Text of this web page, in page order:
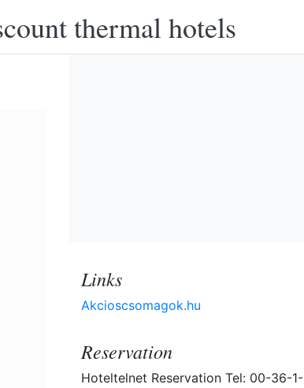
thermal hotels
Links
Akcioscsomagok.hu
Reservation
Hoteltelnet Reservation Tel: 00-36-1-